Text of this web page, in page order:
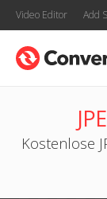
Video Editor Add
Kostenlose